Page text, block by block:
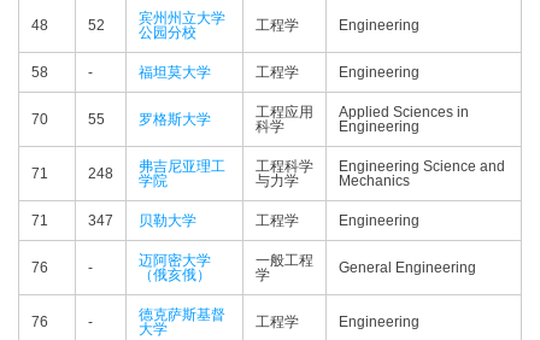
48 52
宾州州立大学
公园分校
工程学 Engineering
58 - 福坦莫大学 工程学 Engineering
70 55 罗格斯大学
工程应用
科学
Applied Sciences in
Engineering
71 248
弗吉尼亚理工
学院
工程科学
与力学
Engineering Science and
Mechanics
71 347 贝勒大学 工程学 Engineering
76 -
迈阿密大学
（俄亥俄）
一般工程
学
General Engineering
76 -
德克萨斯基督
大学
工程学 Engineering